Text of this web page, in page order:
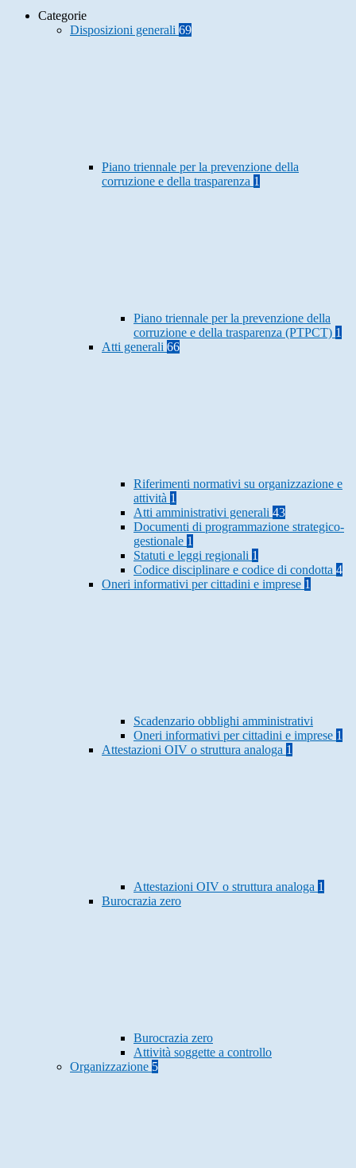
Categorie
Disposizioni generali 69
Piano triennale per la prevenzione della
corruzione e della trasparenza 1
Piano triennale per la prevenzione della
corruzione e della trasparenza (PTPCT) 1
Atti generali 66
Riferimenti normativi su organizzazione e
attività 1
Atti amministrativi generali 43
Documenti di programmazione strategico-
gestionale 1
Statuti e leggi regionali 1
Codice disciplinare e codice di condotta 4
Oneri informativi per cittadini e imprese 1
Scadenzario obblighi amministrativi
Oneri informativi per cittadini e imprese 1
Attestazioni OIV o struttura analoga 1
Attestazioni OIV o struttura analoga 1
Burocrazia zero
Burocrazia zero
Attività soggette a controllo
Organizzazione 5